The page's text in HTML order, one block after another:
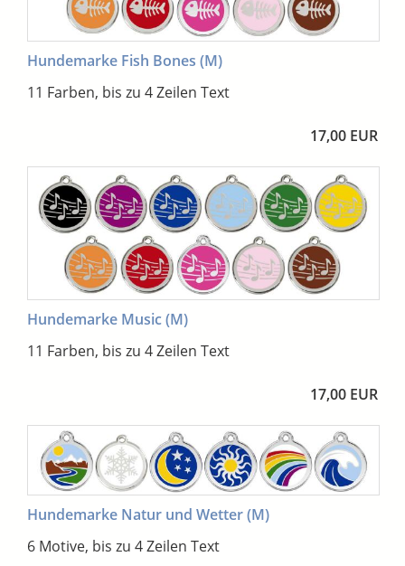
Hundemarke Fish Bones (M)
11 Farben, bis zu 4 Zeilen Text
17,00 EUR
Hundemarke Music (M)
11 Farben, bis zu 4 Zeilen Text
17,00 EUR
Hundemarke Natur und Wetter (M)
6 Motive, bis zu 4 Zeilen Text